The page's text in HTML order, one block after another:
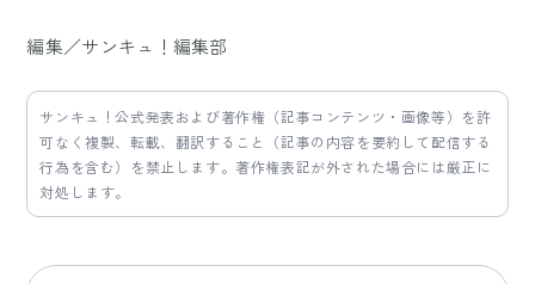
編集／サンキュ！編集部
サンキュ！公式発表および著作権（記事コンテンツ・画像等）を許
可なく複製、転載、翻訳すること（記事の内容を要約して配信する
行為を含む）を禁止します。著作権表記が外された場合には厳正に
対処します。